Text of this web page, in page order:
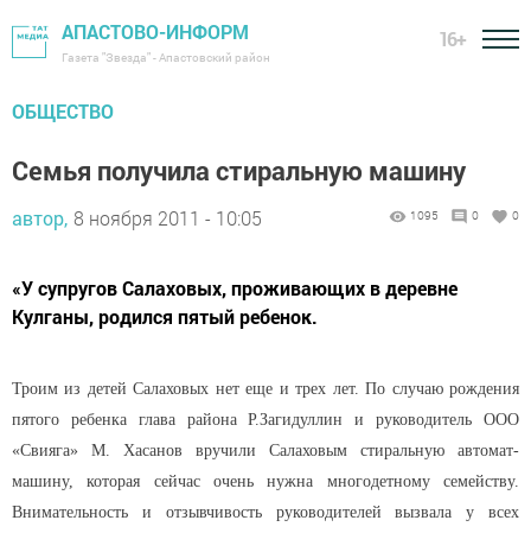
АПАСТОВО-ИНФОРМ
Газета "Звезда" - Апастовский район
16+
ОБЩЕСТВО
Семья получила стиральную машину
автор, 8 ноября 2011 - 10:05 1095 0 0
«У супругов Салаховых, проживающих в деревне
Кулганы, родился пятый ребенок.
Троим из детей Салаховых нет еще и трех лет. По случаю рождения
пятого ребенка глава района Р.Загидуллин и руководитель ООО
«Свияга» М. Хасанов вручили Салаховым стиральную автомат-
машину, которая сейчас очень нужна многодетному семейству.
Внимательность и отзывчивость руководителей вызвала у всех